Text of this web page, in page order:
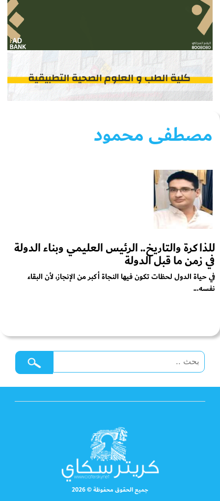
مصطفى محمود
للذاكرة والتاريخ.. الرئيس العليمي وبناء الدولة
في زمن ما قبل الدولة
في حياة الدول لحظات تكون فيها النجاة أكبر من الإنجاز، لأن البقاء
نفسه...
جميع الحقوق محفوظة © 2026